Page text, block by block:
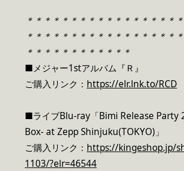
＊＊＊＊＊＊＊＊＊＊＊＊＊＊＊＊＊
＊＊＊＊＊＊＊＊＊＊＊＊＊＊＊＊＊
＊＊＊＊＊＊＊＊＊＊＊＊
■メジャー1stアルバム『Ｒ』
ご購入リンク： https://elr.lnk.to/RCD
■ライブBlu-ray「Bimi Release Party
Box- at Zepp Shinjuku(TOKYO)」
ご購入リンク： https://kingeshop.jp/
1103/?elr=46544